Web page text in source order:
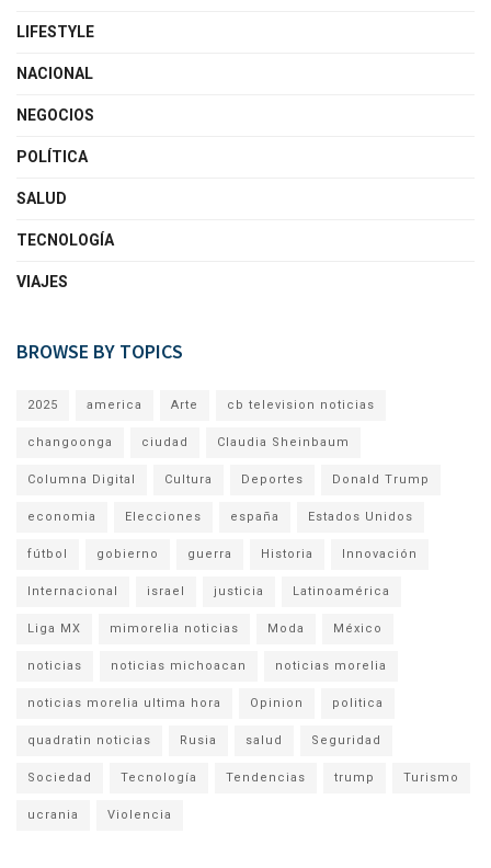
LIFESTYLE
NACIONAL
NEGOCIOS
POLÍTICA
SALUD
TECNOLOGÍA
VIAJES
BROWSE BY TOPICS
2025 america Arte cb television noticias
changoonga ciudad Claudia Sheinbaum
Columna Digital Cultura Deportes Donald Trump
economia Elecciones españa Estados Unidos
fútbol gobierno guerra Historia Innovación
Internacional israel justicia Latinoamérica
Liga MX mimorelia noticias Moda México
noticias noticias michoacan noticias morelia
noticias morelia ultima hora Opinion politica
quadratin noticias Rusia salud Seguridad
Sociedad Tecnología Tendencias trump Turismo
ucrania Violencia